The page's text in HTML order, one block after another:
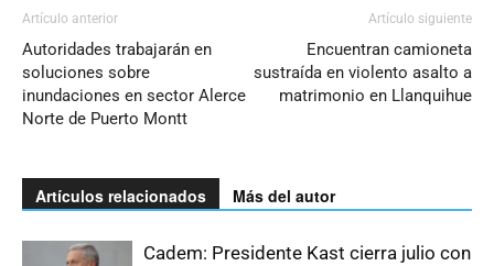
Artículo anterior
Autoridades trabajarán en
soluciones sobre
inundaciones en sector Alerce
Norte de Puerto Montt
Artículo siguiente
Encuentran camioneta
sustraída en violento asalto a
matrimonio en Llanquihue
Artículos relacionados Más del autor
Cadem: Presidente Kast cierra julio con